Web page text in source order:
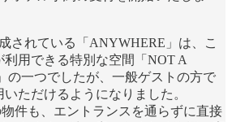
されている「ANYWHERE」は、こ
用できる特別な空間「NOT A
の一つでしたが、一般ゲストの方で
ただけるようになりました。
件も、エントランスを通らずに直接